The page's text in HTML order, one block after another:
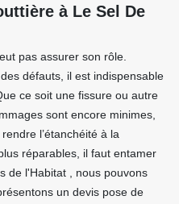
à Le Sel De
pas assurer son rôle.
défauts, il est indispensable
ce soit une fissure ou autre
sont encore minimes,
l’étanchéité à la
réparables, il faut entamer
de l'Habitat , nous pouvons
un devis pose de